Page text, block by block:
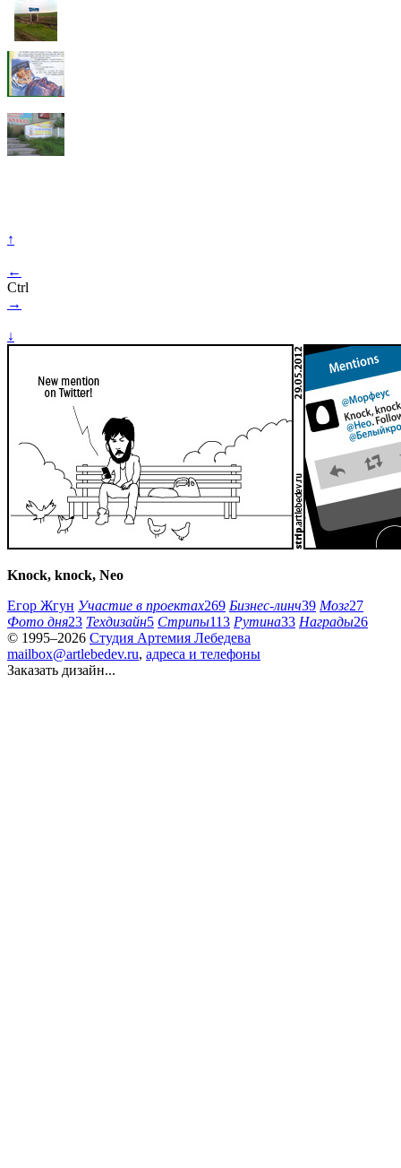
↑
←
Ctrl
→
↓
Knock, knock, Neo
Егор Жгун Участие в проектах269 Бизнес-линч39 Мозг27
Фото дня23 Техдизайн5 Стрипы113 Рутина33 Награды26
© 1995–2026 Студия Артемия Лебедева
mailbox@artlebedev.ru, адреса и телефоны
Заказать дизайн...